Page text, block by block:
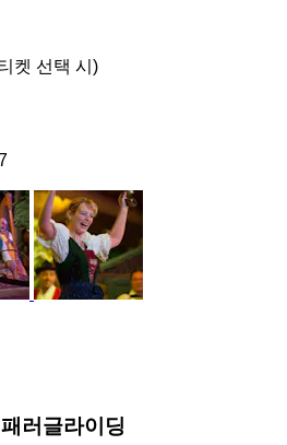
켓 선택 시)
러글라이딩